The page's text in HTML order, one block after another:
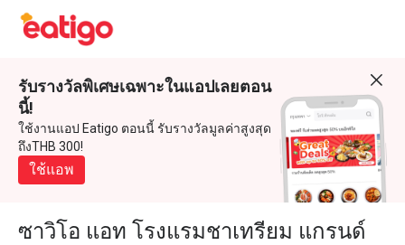
รับรางวัลพิเศษเฉพาะในแอปเลยตอน
นี้!
ใช้งานแอป Eatigo ตอนนี้ รับรางวัลมูลค่าสูงสุด
ถึงTHB 300!
ใช้แอพ
ซาวิโอ แอท โรงแรมชาเทรียม แกรนด์